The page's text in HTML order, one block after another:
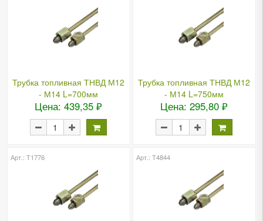
Трубка топливная ТНВД М12
- М14 L=700мм
Цена: 439,35 ₽
Трубка топливная ТНВД М12
- М14 L=750мм
Цена: 295,80 ₽
Арт.: Т1776 Арт.: Т4844